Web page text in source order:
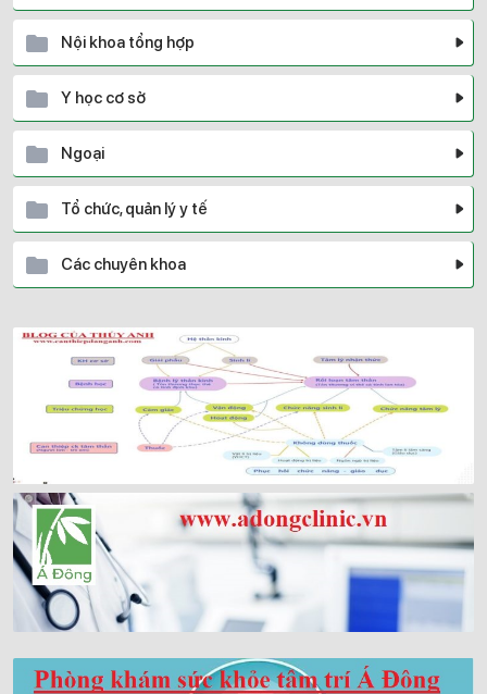
Nội khoa tổng hợp
Y học cơ sở
Ngoại
Tổ chức, quản lý y tế
Các chuyên khoa